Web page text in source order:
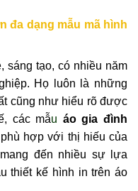
đa dạng mẫu mã hình
sáng tạo, có nhiều năm
Họ luôn là những
cũng như hiểu rõ được
các mẫu áo gia đình
hợp với thị hiếu của
đến nhiều sự lựa
thiết kế hình in trên áo